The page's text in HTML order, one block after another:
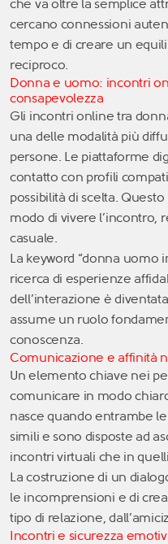
che va oltre la semplice
cercano connessioni
tempo e di creare un
reciproco.
Donna e uomo: incontri
consapevolezza
Gli incontri online tra
una delle modalità più
persone. Le piattaforme
contatto con profili
possibilità di scelta.
modo di vivere l’incontro,
casuale.
La keyword “donna uomo
ricerca di esperienze
dell’interazione è
assume un ruolo
conoscenza.
Comunicazione e affinità
Un elemento chiave nei
comunicare in modo
nasce quando entrambe
simili e sono disposte ad
incontri virtuali che in quelli
La costruzione di un
le incomprensioni e di
tipo di relazione,
Incontri e sicurezza